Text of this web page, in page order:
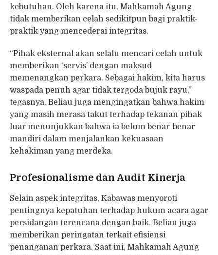
kebutuhan. Oleh karena itu, Mahkamah Agung
tidak memberikan celah sedikitpun bagi praktik-
praktik yang mencederai integritas.
“Pihak eksternal akan selalu mencari celah untuk
memberikan ‘servis’ dengan maksud
memenangkan perkara. Sebagai hakim, kita harus
waspada penuh agar tidak tergoda bujuk rayu,”
tegasnya. Beliau juga mengingatkan bahwa hakim
yang masih merasa takut terhadap tekanan pihak
luar menunjukkan bahwa ia belum benar-benar
mandiri dalam menjalankan kekuasaan
kehakiman yang merdeka.
Profesionalisme dan Audit Kinerja
Selain aspek integritas, Kabawas menyoroti
pentingnya kepatuhan terhadap hukum acara agar
persidangan terencana dengan baik. Beliau juga
memberikan peringatan terkait efisiensi
penanganan perkara. Saat ini, Mahkamah Agung